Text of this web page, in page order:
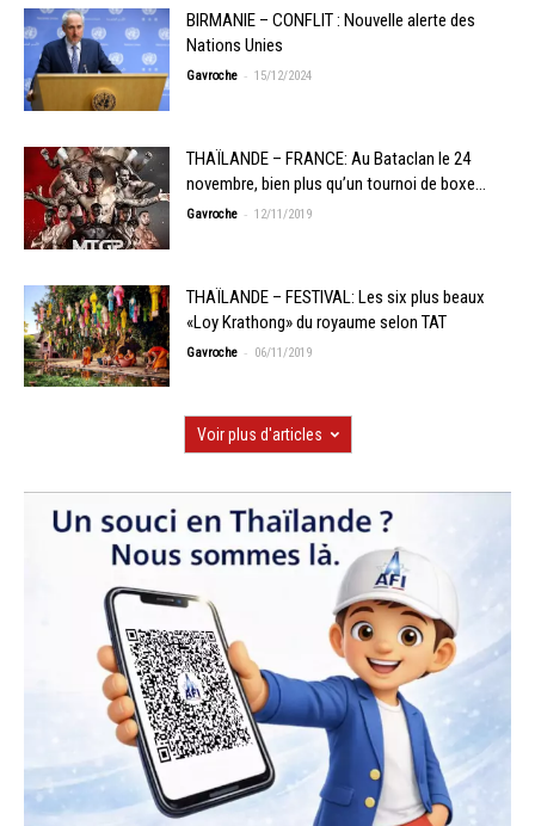
BIRMANIE – CONFLIT : Nouvelle alerte des
Nations Unies
Gavroche - 15/12/2024
THAÏLANDE – FRANCE: Au Bataclan le 24
novembre, bien plus qu’un tournoi de boxe…
Gavroche - 12/11/2019
THAÏLANDE – FESTIVAL: Les six plus beaux
«Loy Krathong» du royaume selon TAT
Gavroche - 06/11/2019
Voir plus d'articles